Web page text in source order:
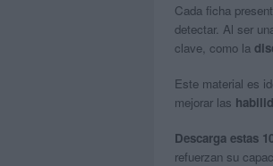
Cada ficha
detectar. Al ser
clave, como la
Este material es
mejorar las
Descarga estas
refuerzan su